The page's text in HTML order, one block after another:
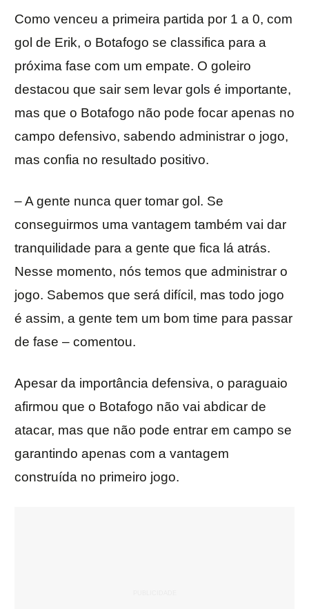
Como venceu a primeira partida por 1 a 0, com
gol de Erik, o Botafogo se classifica para a
próxima fase com um empate. O goleiro
destacou que sair sem levar gols é importante,
mas que o Botafogo não pode focar apenas no
campo defensivo, sabendo administrar o jogo,
mas confia no resultado positivo.
– A gente nunca quer tomar gol. Se
conseguirmos uma vantagem também vai dar
tranquilidade para a gente que fica lá atrás.
Nesse momento, nós temos que administrar o
jogo. Sabemos que será difícil, mas todo jogo
é assim, a gente tem um bom time para passar
de fase – comentou.
Apesar da importância defensiva, o paraguaio
afirmou que o Botafogo não vai abdicar de
atacar, mas que não pode entrar em campo se
garantindo apenas com a vantagem
construída no primeiro jogo.